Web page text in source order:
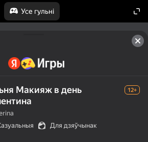
Усе гульні
Макияж в день
12+
Для дзяўчынак